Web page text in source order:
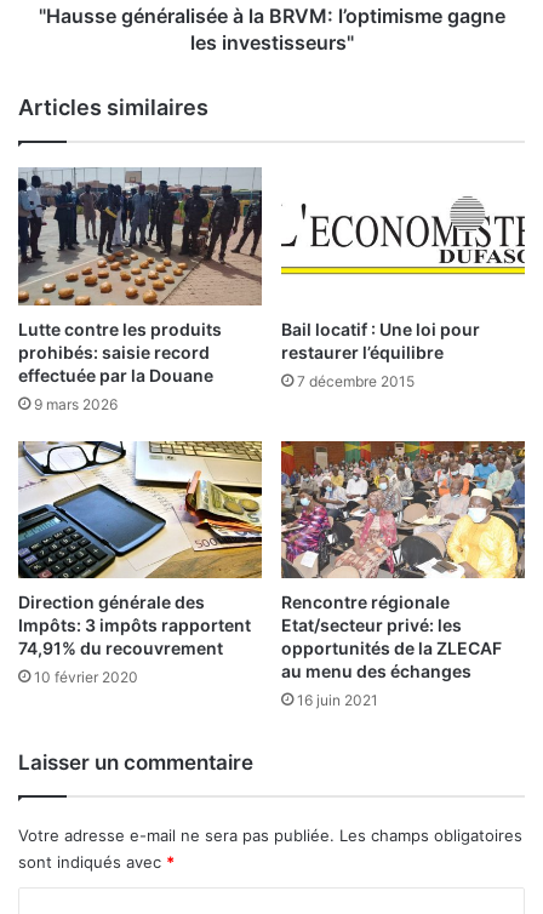
:
e
x
p
e
r
t
s
h
i
n
i
s
e
t
b
u
r
k
i
n
è
s
e
p
l
i
s
é
e
à
l
a
B
R
V
M
l
p
t
i
m
i
s
m
a
n
e
"Hausse généralisée à la BRVM: l’optimisme gagne
les investisseurs"
Articles similaires
Lutte contre les produits
prohibés: saisie record
effectuée par la Douane
9 mars 2026
Bail locatif : Une loi pour
restaurer l’équilibre
7 décembre 2015
Direction générale des
Impôts: 3 impôts rapportent
74,91% du recouvrement
10 février 2020
Rencontre régionale
Etat/secteur privé: les
opportunités de la ZLECAF
au menu des échanges
16 juin 2021
Laisser un commentaire
Votre adresse e-mail ne sera pas publiée. Les champs obligatoires
sont indiqués avec *